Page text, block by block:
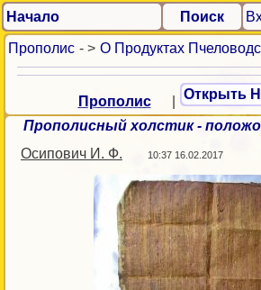
Начало Поиск
Прополис - > О Продуктах
Прополис Открыть
Прополисный холстик -
Осипович И. Ф.
10:37 16.02.2017